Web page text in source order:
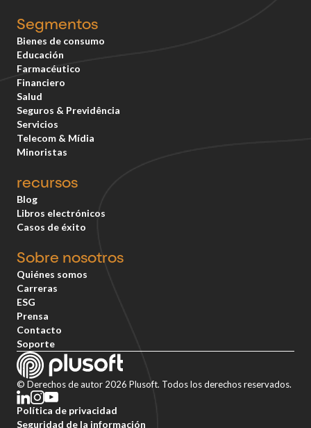
Segmentos
Bienes de consumo
Educación
Farmacéutico
Financiero
Salud
Seguros & Previdência
Servicios
Telecom & Mídia
Minoristas
recursos
Blog
Libros electrónicos
Casos de éxito
Sobre nosotros
Quiénes somos
Carreras
ESG
Prensa
Contacto
Soporte
© Derechos de autor 2026 Plusoft. Todos los derechos reservados.
Política de privacidad
Seguridad de la información